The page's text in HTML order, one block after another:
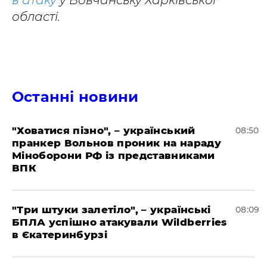
області.
Останні новини
"Ховатися пізно", – український
пранкер Вольнов проник на нараду
Міноборони РФ із представниками
ВПК
08:50
"Три штуки залетіло", – українські
БПЛА успішно атакували Wildberries
в Єкатеринбурзі
08:09